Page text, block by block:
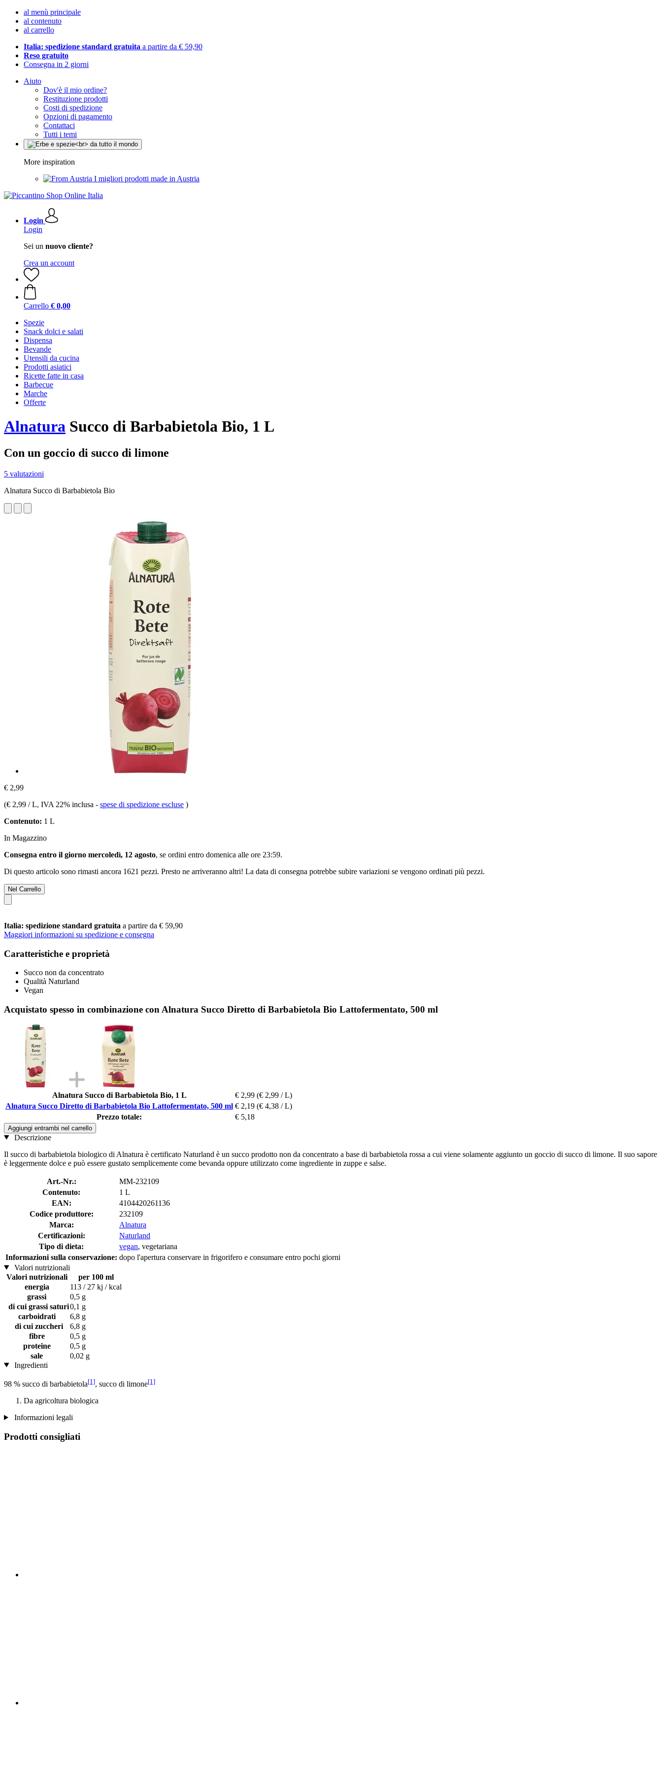
al menù principale
al contenuto
al carrello
Italia: spedizione standard gratuita a partire da € 59,90
Reso gratuito
Consegna in 2 giorni
Aiuto
Dov'è il mio ordine?
Restituzione prodotti
Costi di spedizione
Opzioni di pagamento
Contattaci
Tutti i temi
More inspiration
I migliori prodotti made in Austria
Login
Login
Sei un nuovo cliente?
Crea un account
Carrello € 0,00
Spezie
Snack dolci e salati
Dispensa
Bevande
Utensili da cucina
Prodotti asiatici
Ricette fatte in casa
Barbecue
Marche
Offerte
Alnatura Succo di Barbabietola Bio, 1 L
Con un goccio di succo di limone
5 valutazioni
Alnatura Succo di Barbabietola Bio
€ 2,99
(€ 2,99 / L, IVA 22% inclusa - spese di spedizione escluse )
Contenuto: 1 L
In Magazzino
Consegna entro il giorno mercoledì, 12 agosto, se ordini entro domenica alle ore 23:59.
Di questo articolo sono rimasti ancora 1621 pezzi. Presto ne arriveranno altri! La data di consegna potrebbe subire variazioni se vengono ordinati più pezzi.
Nel Carrello
Italia: spedizione standard gratuita a partire da € 59,90
Maggiori informazioni su spedizione e consegna
Caratteristiche e proprietà
Succo non da concentrato
Qualità Naturland
Vegan
Acquistato spesso in combinazione con Alnatura Succo Diretto di Barbabietola Bio Lattofermentato, 500 ml
Alnatura Succo di Barbabietola Bio, 1 L € 2,99 (€ 2,99 / L)
Alnatura Succo Diretto di Barbabietola Bio Lattofermentato, 500 ml € 2,19 (€ 4,38 / L)
Prezzo totale:
€ 5,18
Aggiungi entrambi nel carrello
Descrizione
Il succo di barbabietola biologico di Alnatura è certificato Naturland è un succo prodotto non da concentrato a base di barbabietola rossa a cui viene solamente aggiunto un goccio di succo di limone. Il suo sapore
è leggermente dolce e può essere gustato semplicemente come bevanda oppure utilizzato come ingrediente in zuppe e salse.
Art.-Nr.:
MM-232109
Contenuto:
1 L
EAN:
4104420261136
Codice produttore:
232109
Marca:
Alnatura
Certificazioni:
Naturland
Tipo di dieta:
vegan, vegetariana
Informazioni sulla conservazione: dopo l'apertura conservare in frigorifero e consumare entro pochi giorni
Valori nutrizionali
Valori nutrizionali
per 100 ml
energia
113 / 27 kj / kcal
grassi
0,5 g
di cui grassi saturi0,1 g
carboidrati
6,8 g
di cui zuccheri
6,8 g
fibre
0,5 g
proteine
0,5 g
sale
0,02 g
Ingredienti
98 % succo di barbabietola[1], succo di limone[1]
Da agricoltura biologica
Informazioni legali
Prodotti consigliati